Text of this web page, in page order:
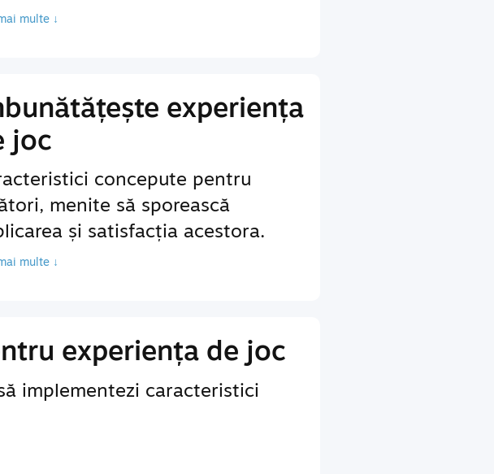
multe ↓
experiența
joc
concepute pentru
menite să sporească
și satisfacția acestora.
multe ↓
experiența de joc
implementezi caracteristici